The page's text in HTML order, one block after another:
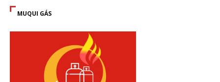
MUQUI GÁS